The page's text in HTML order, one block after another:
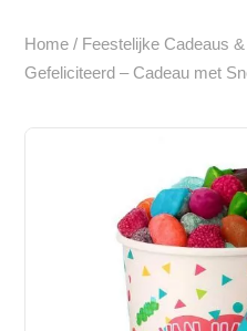
Home / Feestelijke Cadeaus
Gefeliciteerd – Cadeau met